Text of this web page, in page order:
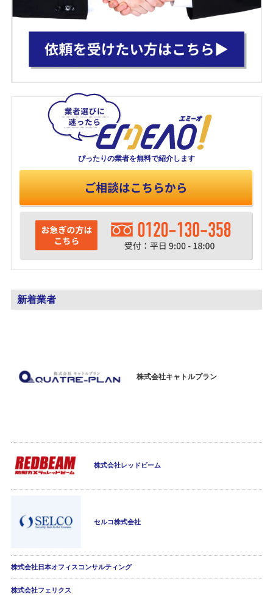
ぴったりの業者を無料で紹介します
新着業者
株式会社キャトルプラン
株式会社レッドビーム
セルコ株式会社
株式会社日本オフィスコンサルティング
株式会社フェリクス